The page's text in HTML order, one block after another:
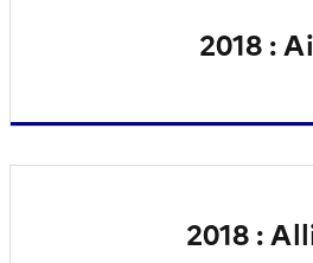
2018 :
2018 :